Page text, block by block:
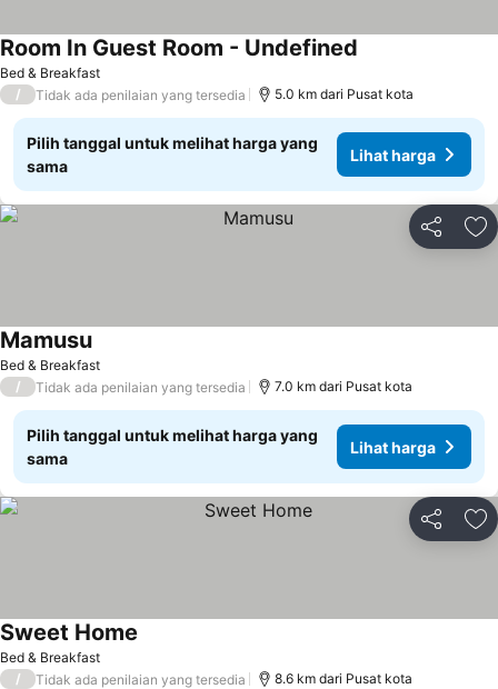
Bed & Breakfast
Room In Guest Room - Undefined
/ Tidak ada penilaian yang tersedia 5.0 km dari Pusat kota
Pilih tanggal untuk melihat harga yang
sama
Lihat harga
Bagikan
Bed & Breakfast
MamusuLihat harga
/ Tidak ada penilaian yang tersedia 7.0 km dari Pusat kota
Pilih tanggal untuk melihat harga yang
sama
Lihat harga
Bagikan
Bed & Breakfast
Sweet Home
/ Tidak ada penilaian yang tersedia 8.6 km dari Pusat kota